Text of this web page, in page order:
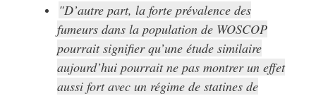
D’autre part, la forte prévalence des
fumeurs dans la population de WOSCOP
pourrait signifier qu’une étude similaire
aujourd’hui pourrait ne pas montrer un effet
aussi fort avec un régime de statines de